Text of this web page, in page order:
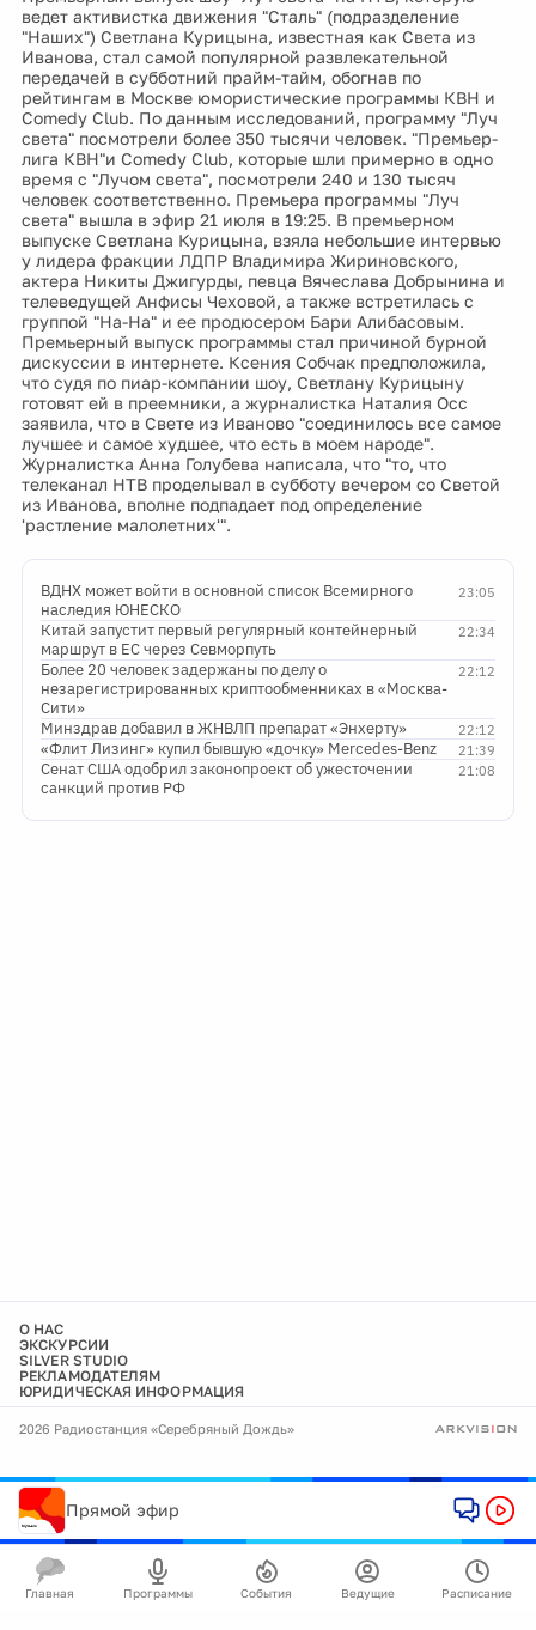
ведет активистка движения "Сталь" (подразделение
"Наших") Светлана Курицына, известная как Света из
Иванова, стал самой популярной развлекательной
передачей в субботний прайм-тайм, обогнав по
рейтингам в Москве юмористические программы КВН и
Comedy Club. По данным исследований, программу "Луч
света" посмотрели более 350 тысячи человек. "Премьер-
лига КВН"и Comedy Club, которые шли примерно в одно
время с "Лучом света", посмотрели 240 и 130 тысяч
человек соответственно. Премьера программы "Луч
света" вышла в эфир 21 июля в 19:25. В премьерном
выпуске Светлана Курицына, взяла небольшие интервью
у лидера фракции ЛДПР Владимира Жириновского,
актера Никиты Джигурды, певца Вячеслава Добрынина и
телеведущей Анфисы Чеховой, а также встретилась с
группой "На-На" и ее продюсером Бари Алибасовым.
Премьерный выпуск программы стал причиной бурной
дискуссии в интернете. Ксения Собчак предположила,
что судя по пиар-компании шоу, Светлану Курицыну
готовят ей в преемники, а журналистка Наталия Осс
заявила, что в Свете из Иваново "соединилось все самое
лучшее и самое худшее, что есть в моем народе".
Журналистка Анна Голубева написала, что "то, что
телеканал НТВ проделывал в субботу вечером со Светой
из Иванова, вполне подпадает под определение
'растление малолетних'".
23:05
ВДНХ может войти в основной список Всемирного
наследия ЮНЕСКО
22:34
Китай запустит первый регулярный контейнерный
маршрут в ЕС через Севморпуть
22:12
Более 20 человек задержаны по делу о
незарегистрированных криптообменниках в «Москва-
Сити»
22:12
Минздрав добавил в ЖНВЛП препарат «Энхерту»
21:39
«Флит Лизинг» купил бывшую «дочку» Mercedes-Benz
21:08
Сенат США одобрил законопроект об ужесточении
санкций против РФ
О НАС
ЭКСКУРСИИ
SILVER STUDIO
РЕКЛАМОДАТЕЛЯМ
ЮРИДИЧЕСКАЯ ИНФОРМАЦИЯ
2026 Радиостанция «Серебряный Дождь»
Прямой эфир
Главная Программы События Ведущие Расписание